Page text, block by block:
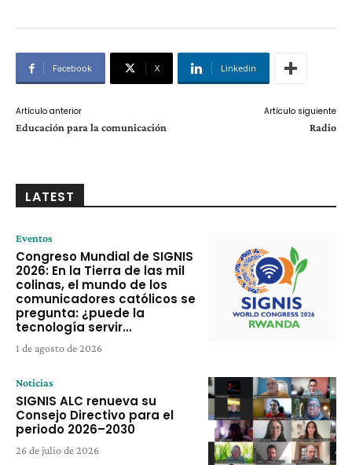
Facebook X Linkedin
Artículo anterior
Educación para la comunicación
Artículo siguiente
Radio
LATEST
Eventos
Congreso Mundial de SIGNIS
2026: En la Tierra de las mil
colinas, el mundo de los
comunicadores católicos se
pregunta: ¿puede la
tecnología servir...
1 de agosto de 2026
Noticias
SIGNIS ALC renueva su
Consejo Directivo para el
periodo 2026–2030
26 de julio de 2026